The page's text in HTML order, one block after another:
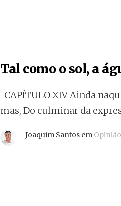
Tal como o sol, a
CAPÍTULO XIV Ainda
mas, Do culminar da
Joaquim Santos em Opinião